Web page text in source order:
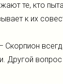
те, кто
к их
Скорпион
Другой